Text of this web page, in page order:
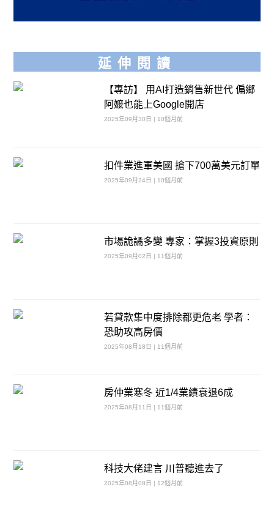
延伸閱讀
【專訪】 用AI打造銷售新世代 偏鄉
阿嬤也能上Google開店
2025年09月30日 | 10個月前
扣件業進軍美國 搶下700萬美元訂單
2025年09月24日 | 10個月前
市場詭譎多變 專家：掌握3投資原則
2025年09月02日 | 11個月前
若貸款集中度排除都更危老 學者：
恐助攻高房價
2025年08月18日 | 11個月前
房仲業寒冬 近1/4業績衰退6成
2025年08月11日 | 11個月前
科技大佬建言 川普聽進去了
2025年08月08日 | 12個月前